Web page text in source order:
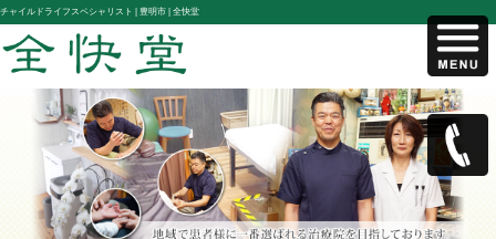
チャイルドライフスペシャリスト |